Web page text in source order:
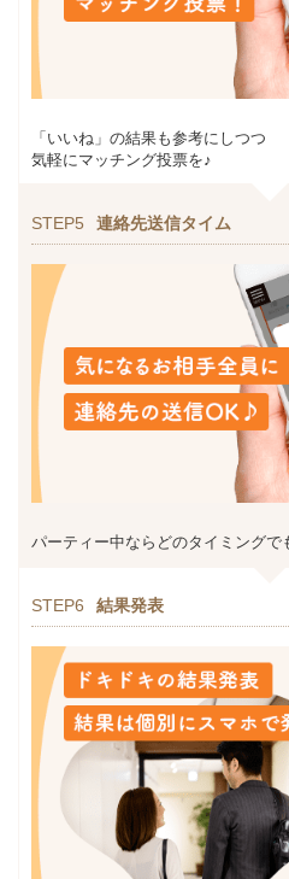
「いいね」の結果も参考にしつつ
気軽にマッチング投票を♪
STEP5 連絡先送信タイム
パーティー中ならどのタイミングで
STEP6 結果発表